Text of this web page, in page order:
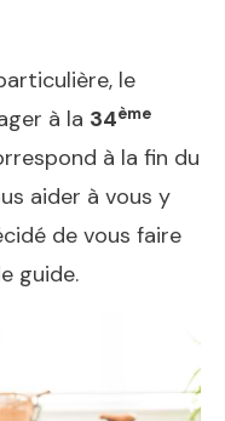
le
à la 34ème
à la fin du
aider à vous y
de vous faire
guide.